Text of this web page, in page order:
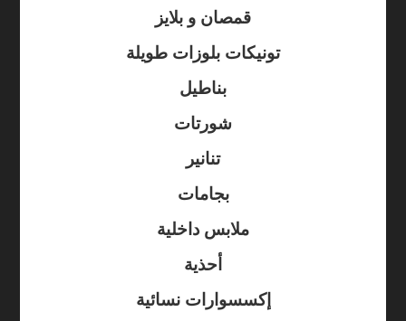
قمصان و بلايز
تونيكات بلوزات طويلة
بناطيل
شورتات
تنانير
بجامات
ملابس داخلية
أحذية
إكسسوارات نسائية